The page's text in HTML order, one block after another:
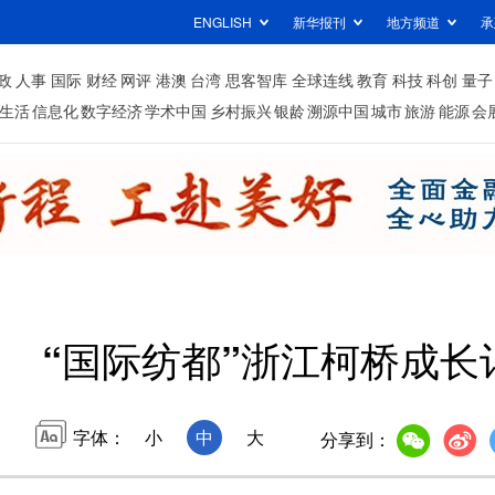
ENGLISH 新华报刊 地方频道
人事 国际 财经 网评 港澳 台湾 思客智库 全球连线教育 科技科创 量子
活信息化数字经济学术中国 乡村振兴银龄溯源中国城市旅游能源会
“国际纺都”浙江柯桥成长
字体： 小 中 大 分享到：